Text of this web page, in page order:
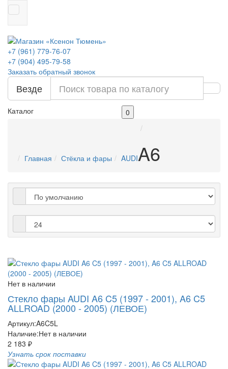
+7 (961) 779-76-07
+7 (904) 495-79-58
Заказать обратный звонок
Везде
Каталог 0
Главная Стёкла и фары AUDIA6
Нет в наличии
Стекло фары AUDI A6 C5 (1997 - 2001), A6 C5
ALLROAD (2000 - 2005) (ЛЕВОЕ)
Артикул:A6C5L
Наличие:Нет в наличии
2 183 ₽
Узнать срок поставки